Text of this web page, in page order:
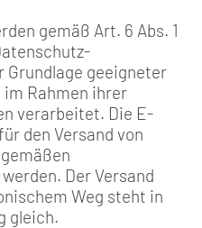
gemäß Art. 6 Abs. 1
Grundlage geeigneter
im Rahmen ihrer
verarbeitet. Die E-
den Versand von
Der Versand
Weg steht in
gleich.